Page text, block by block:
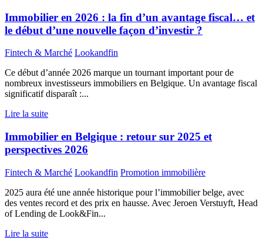
Immobilier en 2026 : la fin d’un avantage fiscal… et
le début d’une nouvelle façon d’investir ?
Fintech & Marché Lookandfin
Ce début d’année 2026 marque un tournant important pour de
nombreux investisseurs immobiliers en Belgique. Un avantage fiscal
significatif disparaît :...
Lire la suite
Immobilier en Belgique : retour sur 2025 et
perspectives 2026
Fintech & Marché Lookandfin Promotion immobilière
2025 aura été une année historique pour l’immobilier belge, avec
des ventes record et des prix en hausse. Avec Jeroen Verstuyft, Head
of Lending de Look&Fin...
Lire la suite